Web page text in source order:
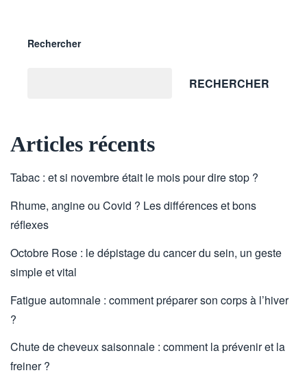
Rechercher
RECHERCHER
Articles récents
Tabac : et si novembre était le mois pour dire stop ?
Rhume, angine ou Covid ? Les différences et bons
réflexes
Octobre Rose : le dépistage du cancer du sein, un geste
simple et vital
Fatigue automnale : comment préparer son corps à l’hiver
?
Chute de cheveux saisonnale : comment la prévenir et la
freiner ?